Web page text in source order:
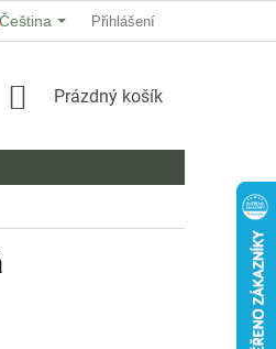
OBCHODNÍ PODMÍNKY
Čeština Přihlášení
NÁKUPNÍ
Prázdný košík